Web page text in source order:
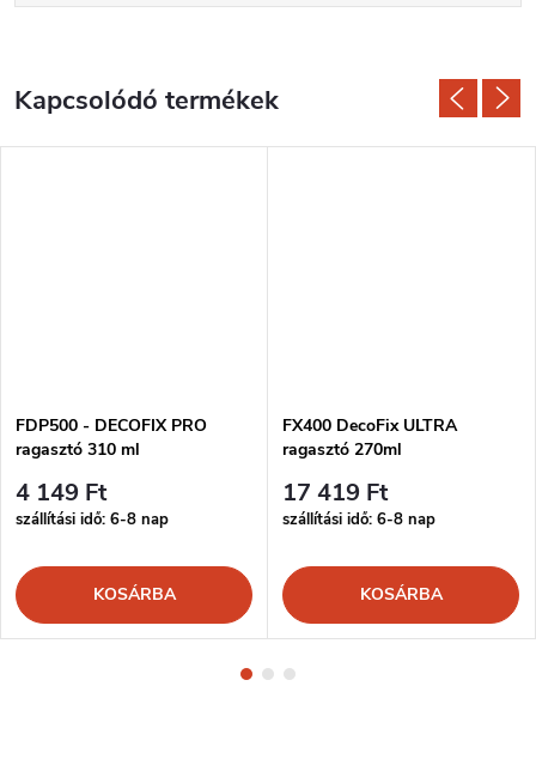
Kapcsolódó termékek
FDP500 - DECOFIX PRO
ragasztó 310 ml
4 149 Ft
szállítási idő: 6-8 nap
KOSÁRBA
FX400 DecoFix ULTRA
ragasztó 270ml
17 419 Ft
szállítási idő: 6-8 nap
KOSÁRBA